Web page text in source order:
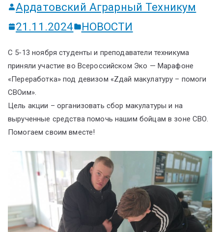
Ардатовский Аграрный Техникум
21.11.2024
НОВОСТИ
С 5-13 ноября студенты и преподаватели техникума
приняли участие во Всероссийском Эко — Марафоне
«Переработка» под девизом «Zдай макулатуру – помоги
СВОим».
Цель акции – организовать сбор макулатуры и на
вырученные средства помочь нашим бойцам в зоне СВО.
Помогаем своим вместе!